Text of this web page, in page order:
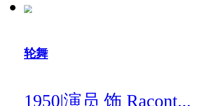
轮舞
1950|演员 饰 Racont...